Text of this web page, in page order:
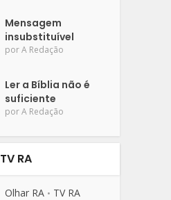
Mensagem
insubstituível
porA Redação
Ler a Bíblia não é
suficiente
porA Redação
TV RA
Olhar RA • TV RA